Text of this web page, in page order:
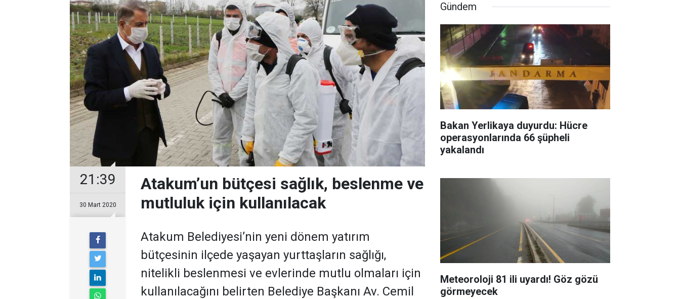
21:39
30 Mart 2020
Atakum’un bütçesi sağlık, beslenme ve
mutluluk için kullanılacak
Atakum Belediyesi’nin yeni dönem yatırım
bütçesinin ilçede yaşayan yurttaşların sağlığı,
nitelikli beslenmesi ve evlerinde mutlu olmaları için
kullanılacağını belirten Belediye Başkanı Av. Cemil
Gündem
Bakan Yerlikaya duyurdu: Hücre
operasyonlarında 66 şüpheli
yakalandı
Meteoroloji 81 ili uyardı! Göz gözü
görmeyecek